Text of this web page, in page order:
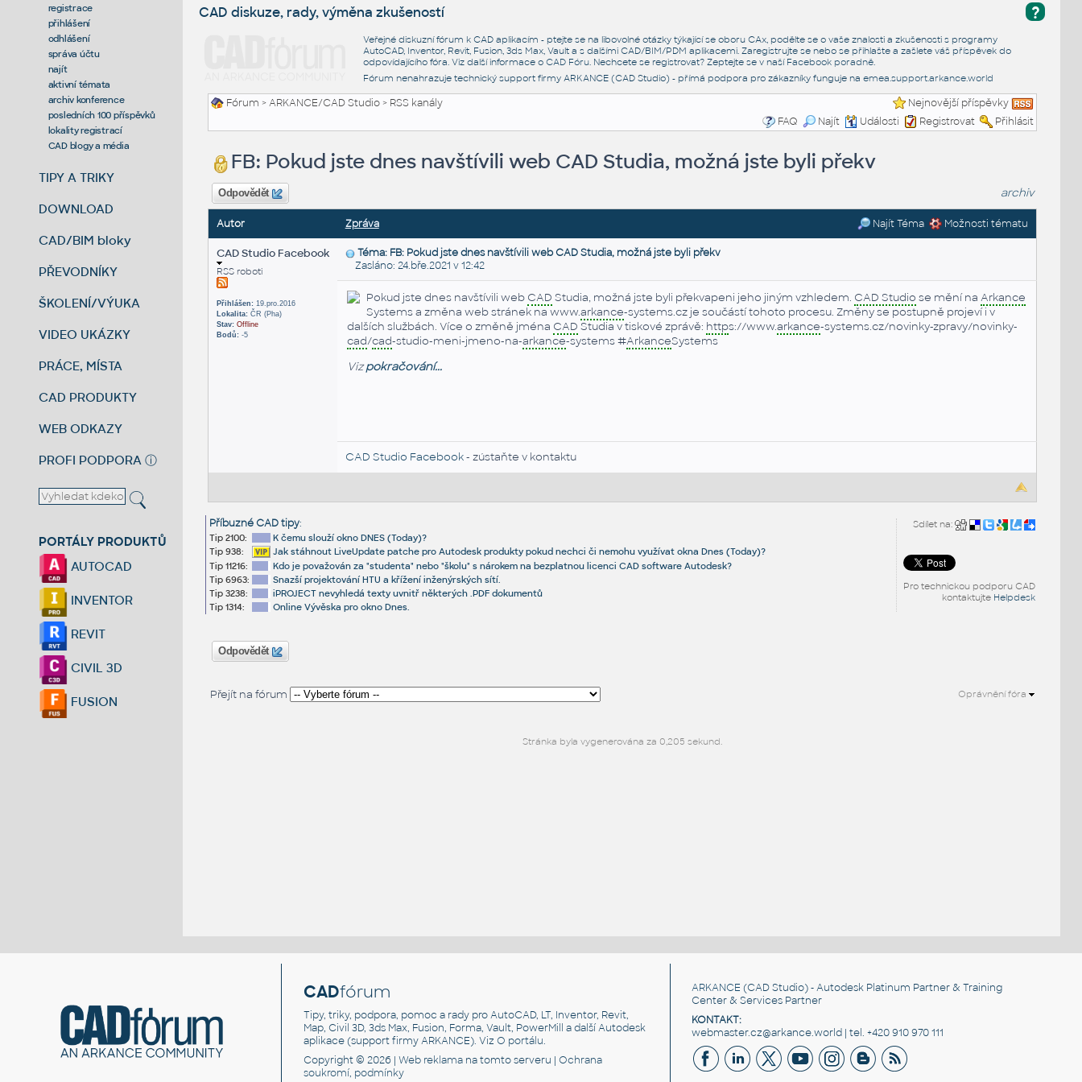
registrace
přihlášení
odhlášení
správa účtu
najít
aktivní témata
archiv konference
posledních 100 příspěvků
lokality registrací
CAD blogy a média
TIPY A TRIKY
DOWNLOAD
CAD/BIM bloky
PŘEVODNÍKY
ŠKOLENÍ/VÝUKA
VIDEO UKÁZKY
PRÁCE, MÍSTA
CAD PRODUKTY
WEB ODKAZY
PROFI PODPORA ⓘ
PORTÁLY PRODUKTŮ
AUTOCAD
INVENTOR
REVIT
CIVIL 3D
FUSION
?
CAD diskuze, rady, výměna zkušeností
Veřejné diskuzní fórum k CAD aplikacím - ptejte se na libovolné otázky týkající se oboru CAx, podělte se o vaše znalosti a zkušenosti s programy
AutoCAD, Inventor, Revit, Fusion, 3ds Max, Vault a s dalšími CAD/BIM/PDM aplikacemi. Zaregistrujte se nebo se přihlašte a zašlete váš příspěvek do
odpovídajícího fóra. Viz další informace o CAD Fóru. Nechcete se registrovat? Zeptejte se v naší Facebook poradně.
Fórum nenahrazuje technický support firmy ARKANCE (CAD Studio) - přímá podpora pro zákazníky funguje na emea.support.arkance.world
Fórum >ARKANCE/CAD Studio> RSS kanály
Nejnovější příspěvky
FAQ
Najít Události Registrovat Přihlásit
FB: Pokud jste dnes navštívili web CAD Studia, možná jste byli překv
Odpovědět archiv
Autor Zpráva Najít Téma Možnosti tématu
CAD Studio Facebook
RSS roboti
Přihlášen:19.pro.2016
Lokalita:ČR (Pha)
Stav: Offline
Bodů:-5
Téma: FB: Pokud jste dnes navštívili web CAD Studia, možná jste byli překv
Zasláno: 24.bře.2021 v 12:42
Pokud jste dnes navštívili web CAD Studia, možná jste byli překvapeni jeho jiným vzhledem. CAD Studio se mění na Arkance
Systems a změna web stránek na www.arkance-systems.cz je součástí tohoto procesu. Změny se postupně projeví i v
dalších službách. Více o změně jména CAD Studia v tiskové zprávě: https://www.arkance-systems.cz/novinky-zpravy/novinky-
cad/cad-studio-meni-jmeno-na-arkance-systems #ArkanceSystems
Vizpokračování...
CAD Studio Facebook- zústaňte v kontaktu
Sdílet na:
Pro technickou podporu CAD
kontaktujte Helpdesk
Příbuzné CAD tipy:
Tip 2100:
K čemu slouží okno DNES (Today)?
Tip 938:
Jak stáhnout LiveUpdate patche pro Autodesk produkty pokud nechci či nemohu využívat okna Dnes (Today)?
Tip 11216:
Kdo je považován za "studenta" nebo "školu" s nárokem na bezplatnou licenci CAD software Autodesk?
Tip 6963:
Snazší projektování HTU a křížení inženýrských sítí.
Tip 3238:
iPROJECT nevyhledá texty uvnitř některých .PDF dokumentů
Tip 1314:
Online Vývěska pro okno Dnes.
Odpovědět
Přejít na fórum Oprávnění fóra
Stránka byla vygenerována za 0,205 sekund.
CADfórum
Tipy, triky, podpora, pomoc a rady pro AutoCAD, LT, Inventor, Revit,
Map, Civil 3D, 3ds Max, Fusion, Forma, Vault, PowerMill a další Autodesk
aplikace (support firmy ARKANCE). VizO portálu.
Copyright © 2026 |Web reklama na tomto serveru |Ochrana
soukromí, podmínky
ARKANCE (CAD Studio) - Autodesk Platinum Partner & Training
Center & Services Partner
KONTAKT:
webmaster.cz@arkance.world | tel. +420 910 970 111